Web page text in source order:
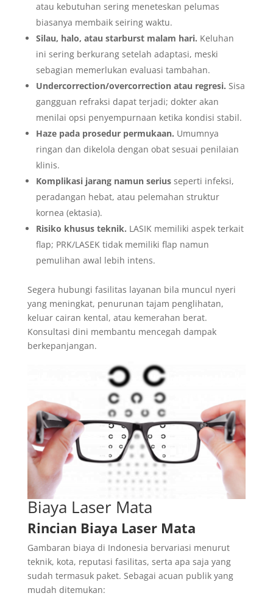
atau kebutuhan sering meneteskan pelumas
biasanya membaik seiring waktu.
Silau, halo, atau starburst malam hari. Keluhan
ini sering berkurang setelah adaptasi, meski
sebagian memerlukan evaluasi tambahan.
Undercorrection/overcorrection atau regresi. Sisa
gangguan refraksi dapat terjadi; dokter akan
menilai opsi penyempurnaan ketika kondisi stabil.
Haze pada prosedur permukaan. Umumnya
ringan dan dikelola dengan obat sesuai penilaian
klinis.
Komplikasi jarang namun seriusseperti infeksi,
peradangan hebat, atau pelemahan struktur
kornea (ektasia).
Risiko khusus teknik. LASIK memiliki aspek terkait
flap; PRK/LASEK tidak memiliki flap namun
pemulihan awal lebih intens.
Segera hubungi fasilitas layanan bila muncul nyeri
yang meningkat, penurunan tajam penglihatan,
keluar cairan kental, atau kemerahan berat.
Konsultasi dini membantu mencegah dampak
berkepanjangan.
Biaya Laser Mata
Rincian Biaya Laser Mata
Gambaran biaya di Indonesia bervariasi menurut
teknik, kota, reputasi fasilitas, serta apa saja yang
sudah termasuk paket. Sebagai acuan publik yang
mudah ditemukan: